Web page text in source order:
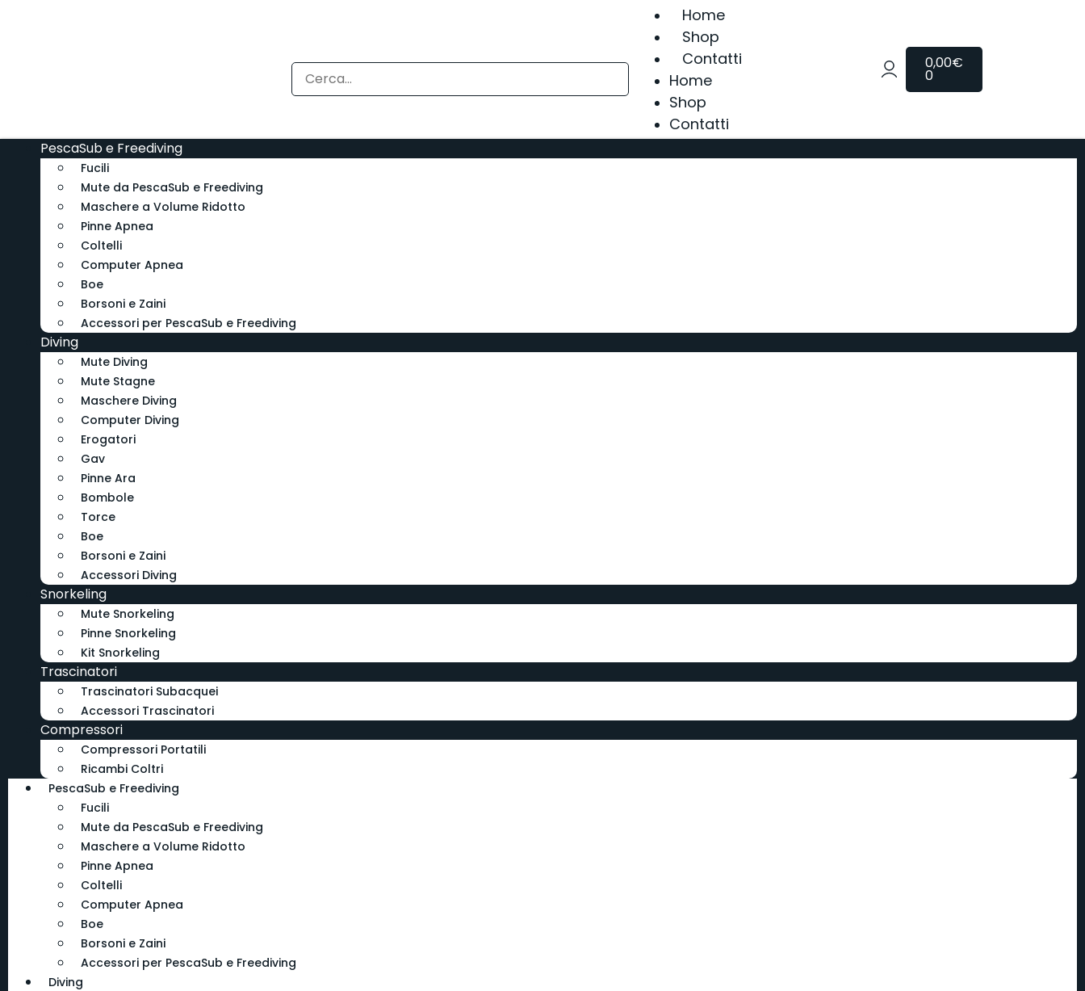
Home
Shop
Contatti
Home
Shop
Contatti
0,00€
0
PescaSub e Freediving
Fucili
Mute da PescaSub e Freediving
Maschere a Volume Ridotto
Pinne Apnea
Coltelli
Computer Apnea
Boe
Borsoni e Zaini
Accessori per PescaSub e Freediving
Diving
Mute Diving
Mute Stagne
Maschere Diving
Computer Diving
Erogatori
Gav
Pinne Ara
Bombole
Torce
Boe
Borsoni e Zaini
Accessori Diving
Snorkeling
Mute Snorkeling
Pinne Snorkeling
Kit Snorkeling
Trascinatori
Trascinatori Subacquei
Accessori Trascinatori
Compressori
Compressori Portatili
Ricambi Coltri
PescaSub e Freediving
Fucili
Mute da PescaSub e Freediving
Maschere a Volume Ridotto
Pinne Apnea
Coltelli
Computer Apnea
Boe
Borsoni e Zaini
Accessori per PescaSub e Freediving
Diving